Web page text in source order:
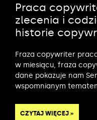
Praca
zlecenia i
historie
Fraza copywriter
w miesiącu, fraza
dane pokazuje nam
wspomnianym
CZYTAJ WIĘCEJ »